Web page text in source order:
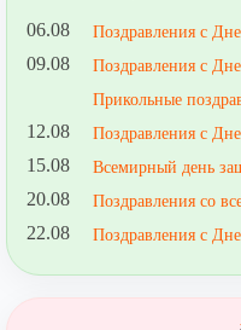
06.08 Поздравления с
09.08
Поздравления с
Прикольные
12.08 Поздравления с
15.08 Всемирный день
20.08 Поздравления со
22.08 Поздравления с